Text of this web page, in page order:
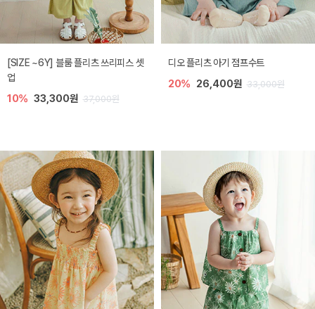
[SIZE ~6Y] 블룸 플리츠 쓰리피스 셋
업
10% 33,300원 37,000원
디오 플리츠 아기 점프수트
20% 26,400원 33,000원